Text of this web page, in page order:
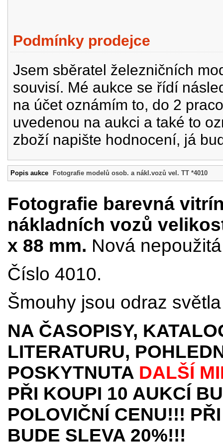
Podmínky prodejce
Jsem sběratel železničních
souvisí. Mé aukce se řídí
na účet oznámím to, do 2
uvedenou na aukci a také to
zboží napište hodnocení, já
Popis aukce Fotografie modelů osob. a nákl.vozů vel. TT *4010
Fotografie barevná
nákladních vozů
x 88 mm. Nová
Číslo 4010.
Šmouhy jsou odraz
NA ČASOPISY,
LITERATURU,
POSKYTNUTA DALŠÍ
PŘI KOUPI 10 AUKCÍ
POLOVIČNÍ CENU!!!
BUDE SLEVA 20%!!!